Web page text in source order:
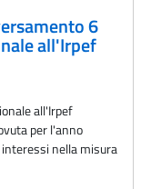
6
all'Irpef
all'Irpef
per l'anno
nella misura